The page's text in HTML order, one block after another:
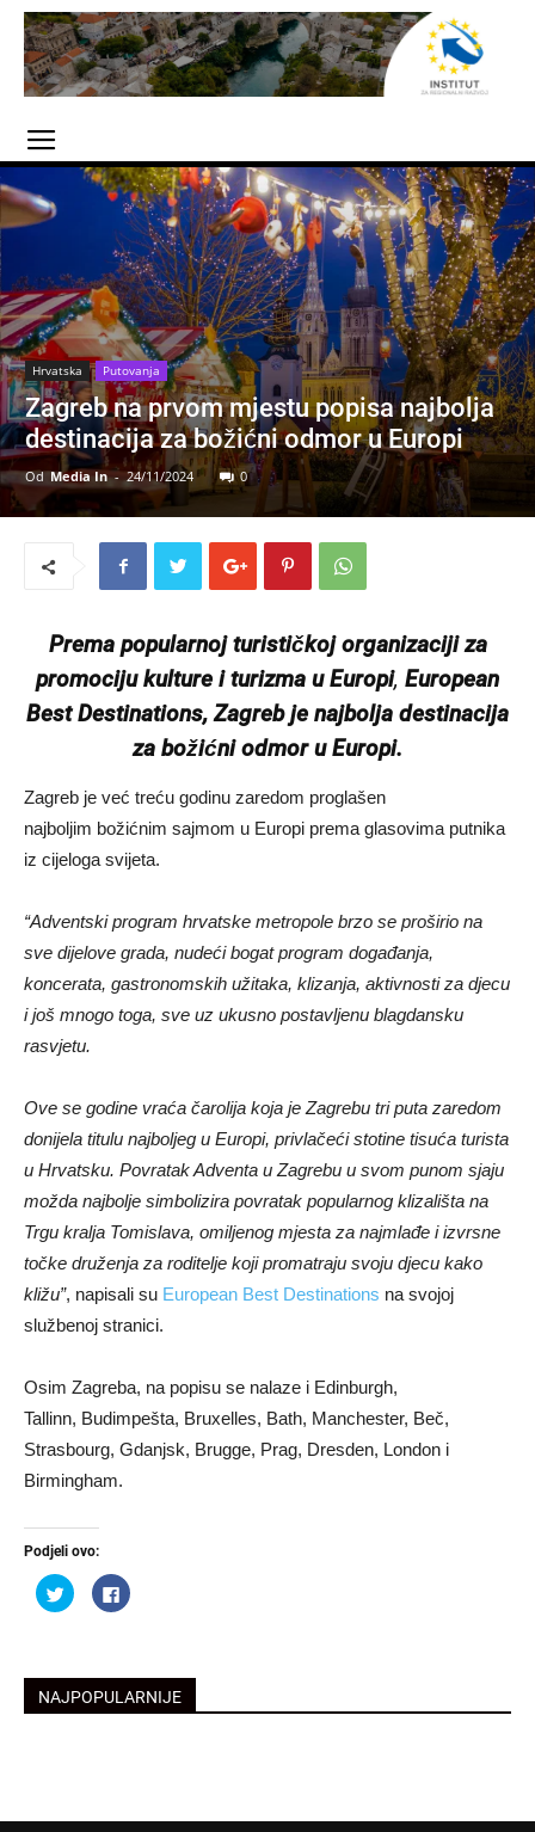
Hrvatska Putovanja
Zagreb na prvom mjestu popisa najbolja
destinacija za božićni odmor u Europi
Od Media In - 24/11/2024 0
Prema popularnoj turističkoj organizaciji za
promociju kulture i turizma u Europi, European
Best Destinations, Zagreb je najbolja destinacija
za božićni odmor u Europi.
Zagreb je već treću godinu zaredom proglašen
najboljim božićnim sajmom u Europi prema glasovima putnika
iz cijeloga svijeta.
“Adventski program hrvatske metropole brzo se proširio na
sve dijelove grada, nudeći bogat program događanja,
koncerata, gastronomskih užitaka, klizanja, aktivnosti za djecu
i još mnogo toga, sve uz ukusno postavljenu blagdansku
rasvjetu.
Ove se godine vraća čarolija koja je Zagrebu tri puta zaredom
donijela titulu najboljeg u Europi, privlačeći stotine tisuća turista
u Hrvatsku. Povratak Adventa u Zagrebu u svom punom sjaju
možda najbolje simbolizira povratak popularnog klizališta na
Trgu kralja Tomislava, omiljenog mjesta za najmlađe i izvrsne
točke druženja za roditelje koji promatraju svoju djecu kako
kližu”, napisali su European Best Destinations na svojoj
službenoj stranici.
Osim Zagreba, na popisu se nalaze i Edinburgh,
Tallinn, Budimpešta, Bruxelles, Bath, Manchester, Beč,
Strasbourg, Gdanjsk, Brugge, Prag, Dresden, London i
Birmingham.
Podjeli ovo:
Podijeli
na
Twitteru
novom
prozoru)
Klikom
podijelite
novom
prozoru)
NAJPOPULARNIJE